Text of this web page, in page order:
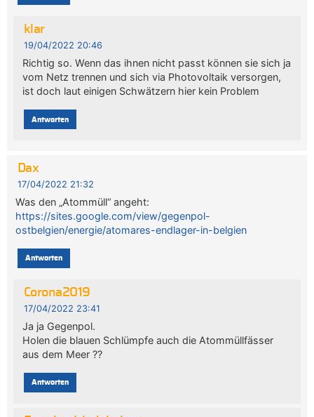
klar
19/04/2022 20:46
Richtig so. Wenn das ihnen nicht passt können sie sich ja
vom Netz trennen und sich via Photovoltaik versorgen,
ist doch laut einigen Schwätzern hier kein Problem
Antworten
Dax
17/04/2022 21:32
Was den „Atommüll“ angeht:
https://sites.google.com/view/gegenpol-
ostbelgien/energie/atomares-endlager-in-belgien
Antworten
Corona2019
17/04/2022 23:41
Ja ja Gegenpol.
Holen die blauen Schlümpfe auch die Atommüllfässer
aus dem Meer ??
Antworten